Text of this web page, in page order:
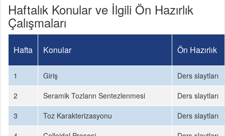
Haftalık Konular ve İlgili Ön Hazırlık
Çalışmaları
Hafta Konular Ön Hazırlık
1 Giriş
Ders slaytları
2
Seramik Tozların Sentezlenmesi
Ders slaytları
3
Toz Karakterizasyonu
Ders slaytları